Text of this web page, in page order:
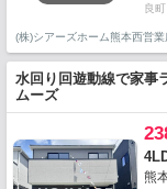
良
(株)シアーズホーム熊本西営業
水回り回遊動線で家事
ムーズ
熊